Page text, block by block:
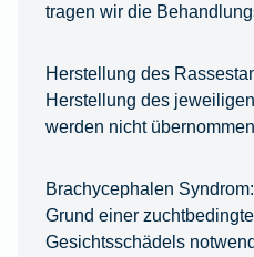
tragen wir die
Herstellung des
Herstellung des
werden nicht
Brachycephalen Syndrom:
Grund einer
Gesichtsschädels